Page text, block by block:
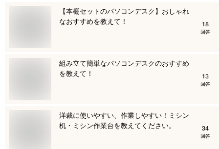
【本棚セットのパソコンデスク】おしゃれ
なおすすめを教えて！
18
回答
組み立て簡単なパソコンデスクのおすすめ
を教えて！
13
回答
洋裁に使いやすい、作業しやすい！ミシン
机・ミシン作業台を教えてください。
34
回答